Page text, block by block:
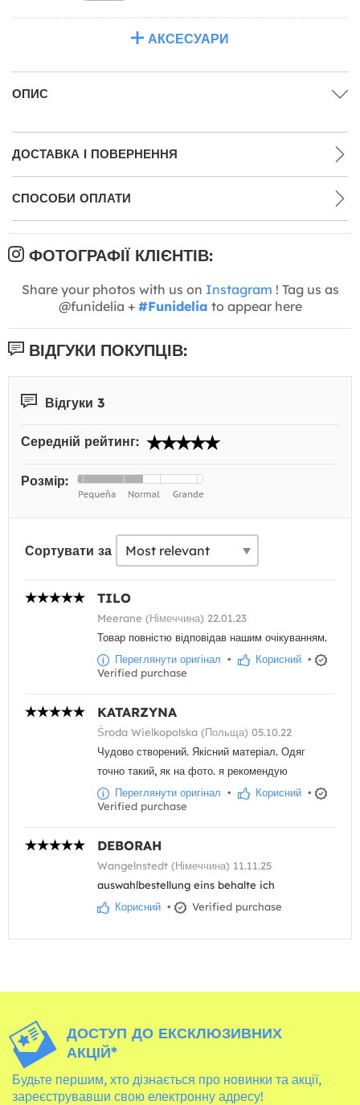
АКСЕСУАРИ
ОПИС
ДОСТАВКА І ПОВЕРНЕННЯ
СПОСОБИ ОПЛАТИ
ФОТОГРАФІЇ КЛІЄНТІВ:
Share your photos with us on Instagram ! Tag us as
@funidelia + #Funidelia to appear here
ВІДГУКИ ПОКУПЦІВ:
Відгуки 3
Середній рейтинг:
Розмір:
Сортувати за
TILO
Meerane (Німеччина) 22.01.23
Товар повністю відповідав нашим очікуванням.
Переглянути оригінал • Корисний •
Verified purchase
KATARZYNA
Środa Wielkopolska (Польща) 05.10.22
Чудово створений. Якісний матеріал. Одяг
точно такий, як на фото. я рекомендую
Переглянути оригінал • Корисний •
Verified purchase
DEBORAH
Wangelnstedt (Німеччина) 11.11.25
auswahlbestellung eins behalte ich
Корисний • Verified purchase
ДОСТУП ДО ЕКСКЛЮЗИВНИХ
АКЦІЙ*
Будьте першим, хто дізнається про новинки та акції,
зареєструвавши свою електронну адресу!